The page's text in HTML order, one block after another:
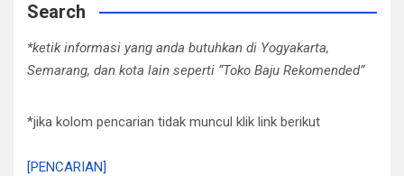
Search
*ketik informasi yang anda butuhkan di Yogyakarta,
Semarang, dan kota lain seperti “Toko Baju Rekomended”
*jika kolom pencarian tidak muncul klik link berikut
[PENCARIAN]